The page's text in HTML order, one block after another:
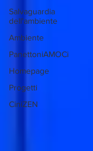
Salvaguardia
dell'ambiente
Ambiente
PanettoniAMOCi
Homepage
Progetti
CiniZEN